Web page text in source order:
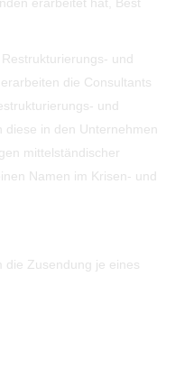
erarbeitet hat, Best
und
die Consultants
und
diese in den Unternehmen
mittelständischer
Namen im Krisen- und
die Zusendung je eines